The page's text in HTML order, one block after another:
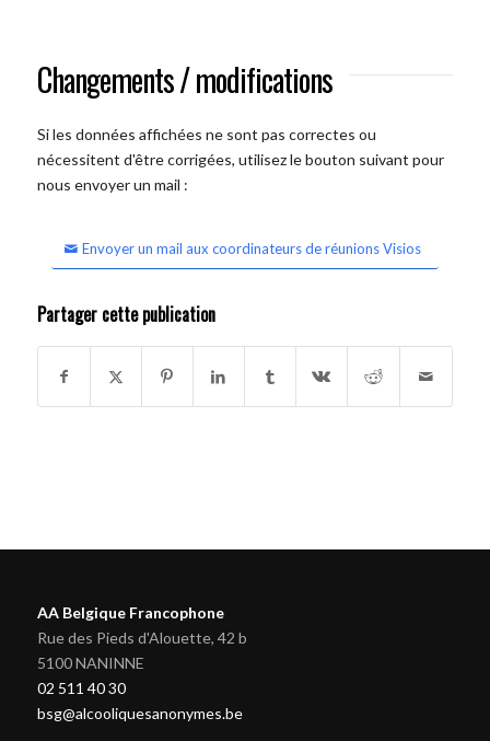
Changements / modifications
Si les données affichées ne sont pas correctes ou
nécessitent d'être corrigées, utilisez le bouton suivant pour
nous envoyer un mail :
Envoyer un mail aux coordinateurs de réunions Visios
Partager cette publication
AA Belgique Francophone
Rue des Pieds d'Alouette, 42 b
5100 NANINNE
02 511 40 30
bsg@alcooliquesanonymes.be